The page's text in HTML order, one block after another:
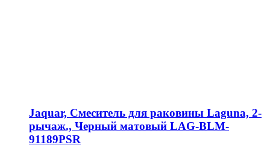
Jaquar, Смеситель для раковины Laguna, 2-
рычаж., Черный матовый LAG-BLM-
91189PSR